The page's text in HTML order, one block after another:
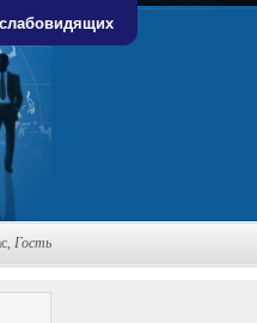
, Гость